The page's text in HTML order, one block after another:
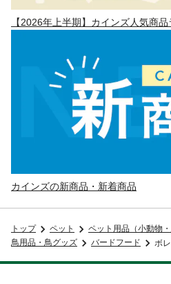
【2026年上半期】カインズ人気商
カインズの新商品・新着商品
トップ ペット
ペット用品（小動物
鳥用品・鳥グッズ
バードフード ボ